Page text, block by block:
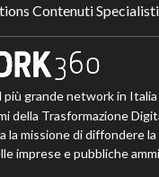
Contenuti
più grande network in
della Trasformazione
la missione di diffondere
imprese e pubbliche